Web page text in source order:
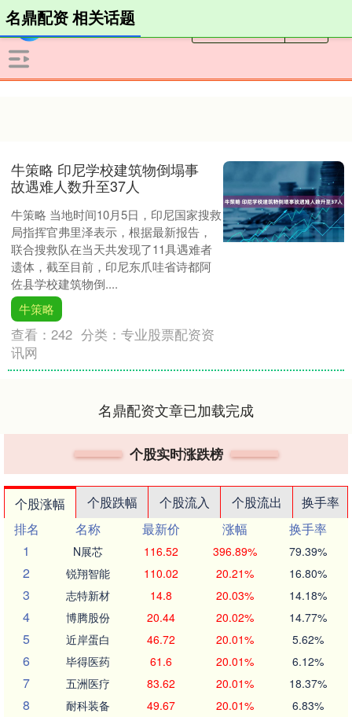
名鼎配资 相关话题
牛策略 印尼学校建筑物倒塌事
故遇难人数升至37人
牛策略 当地时间10月5日，印尼国家搜救
局指挥官弗里泽表示，根据最新报告，
联合搜救队在当天共发现了11具遇难者
遗体，截至目前，印尼东爪哇省诗都阿
佐县学校建筑物倒....
牛策略
查看：242 分类：专业股票配资资
讯网
名鼎配资文章已加载完成
个股实时涨跌榜
个股涨幅 个股跌幅 个股流入 个股流出
换手率
排名
名称 最新价 涨幅
换手率
1
N展芯 116.52 396.89% 79.39%
2 锐翔智能 110.02 20.21% 16.80%
3 志特新材 14.8 20.03% 14.18%
4 博腾股份 20.44 20.02% 14.77%
5 近岸蛋白 46.72 20.01% 5.62%
6 毕得医药 61.6 20.01% 6.12%
7 五洲医疗 83.62 20.01% 18.37%
8 耐科装备 49.67 20.01% 6.83%